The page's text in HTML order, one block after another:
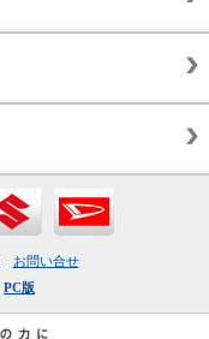
お問い合せ
PC版